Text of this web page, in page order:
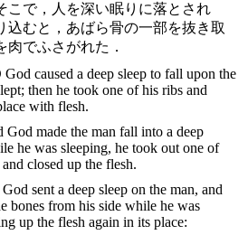
こで，人を深い眠りに落とされ
込むと，あばら骨の一部を抜き取
肉でふさがれた．
caused a deep sleep to fall upon the
then he took one of his ribs and
with flesh.
God made the man fall into a deep
he was sleeping, he took out one of
closed up the flesh.
sent a deep sleep on the man, and
bones from his side while he was
up the flesh again in its place: